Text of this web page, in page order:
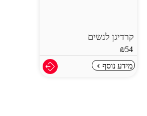
קרדיגן לנשים
₪54
מידע נוסף